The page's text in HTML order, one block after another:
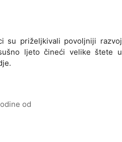
su priželjkivali povoljniji razvoj
ljeto čineći velike štete u
od